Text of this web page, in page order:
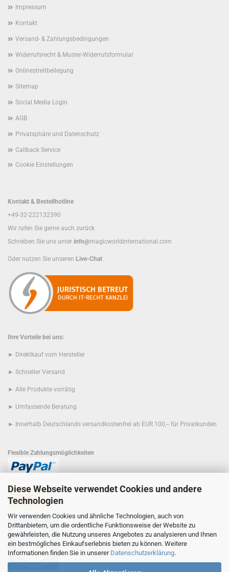
Diese Webseite verwendet Cookies und andere
Technologien
Wir verwenden Cookies und ähnliche Technologien, auch von
Drittanbietern, um die ordentliche Funktionsweise der Website zu
gewährleisten, die Nutzung unseres Angebotes zu analysieren und Ihnen
ein bestmögliches Einkaufserlebnis bieten zu können. Weitere
Informationen finden Sie in unserer Datenschutzerklärung.
Impressum
Kontakt
Versand- & Zahlungsbedingungen
Widerrufsrecht & Muster-Widerrufsformular
Onlinestreitbeilegung
Sitemap
Social Media Login
AGB
Privatsphäre und Datenschutz
Callback Service
Cookie Einstellungen
Kontakt & Bestellhotline
+49-32-222132390
Wir rufen Sie gerne auch zurück
Schreiben Sie uns unter info@magicworldinternational.com
Oder nutzen Sie unseren Live-Chat
Ihre Vorteile bei uns:
► Direktkauf vom Hersteller
► Schneller Versand
► Alle Produkte vorrätig
► Umfassende Beratung
► Innerhalb Deutschlands versandkostenfrei ab EUR 100,-- für Privatkunden
Flexible Zahlungsmöglichkeiten
Der Umwelt zuliebe